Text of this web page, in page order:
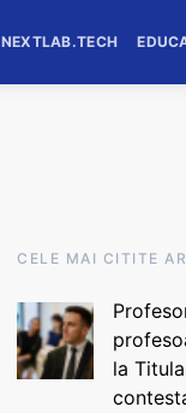
NEXTLAB.TECH
CELE MAI CITITE
la